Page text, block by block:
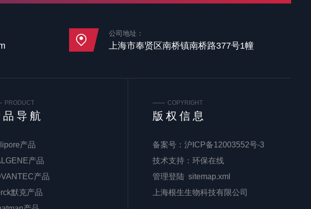
公司地址：
上海市奉贤区南桥镇南桥路377号1幢
PRODUCT
品导航
产品
产品
产品
默克产品
COPYRIGHT
版权信息
备案号： 沪ICP备12003552号-3
技术支持： 环保在线
管理登陆 sitemap.xml
上海根生生物科技有限公司